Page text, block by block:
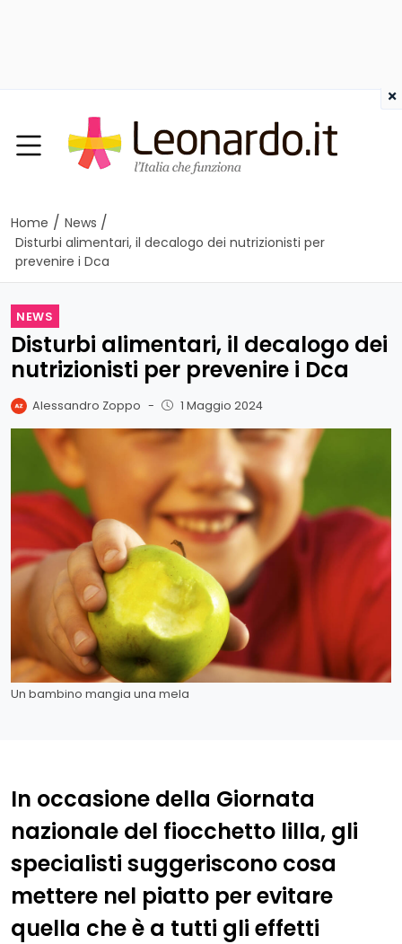
Home / News /
Disturbi alimentari, il decalogo dei nutrizionisti per
prevenire i Dca
NEWS
Disturbi alimentari, il decalogo dei
nutrizionisti per prevenire i Dca
Alessandro Zoppo - 1 Maggio 2024
Un bambino mangia una mela
In occasione della Giornata
nazionale del fiocchetto lilla, gli
specialisti suggeriscono cosa
mettere nel piatto per evitare
quella che è a tutti gli effetti
×